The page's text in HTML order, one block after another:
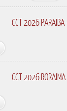
CCT 2026
CCT 2026